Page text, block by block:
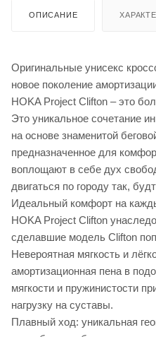
ОПИСАНИЕ
Оригинальные унисекс
новое поколение
HOKA Project Clifton – это
Это уникальное сочетание
на основе знаменитой
предназначенное для
воплощают в себе дух
двигаться по городу так,
Идеальный комфорт на
HOKA Project Clifton
сделавшие модель Clifton
Невероятная мягкость и
амортизационная пена в
мягкости и пружинистости
нагрузку на суставы.
Плавный ход: уникальная